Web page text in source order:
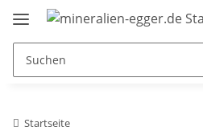
Startseite